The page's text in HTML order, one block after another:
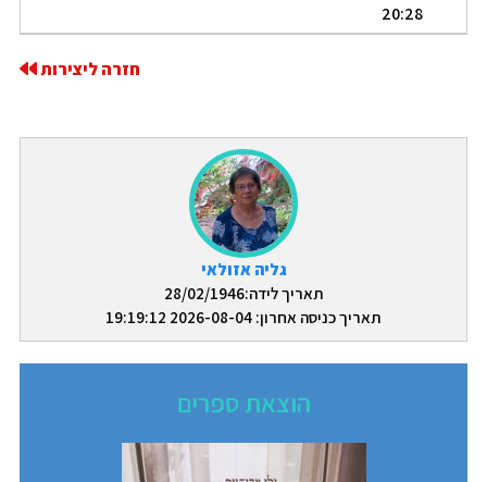
גליה אזולאי
תאריך לידה:28/02/1946
תאריך כניסה אחרון: 2026-08-04 19:19:12
הוצאת ספרים
20:28
חזרה ליצירות